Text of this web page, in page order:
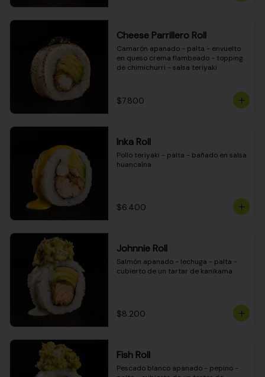
Cheese Parrillero Roll
Camarón apanado - palta - envuelto
en queso crema flambeado - topping
de chimichurri - salsa teriyaki
$7.800
Inka Roll
Pollo teriyaki - palta - bañado en salsa
huancaína
$6.400
Johnnie Roll
Salmón apanado - lechuga - palta -
cubierto de un tartar de kanikama
$8.200
Fish Roll
Pescado blanco apanado - pepino -